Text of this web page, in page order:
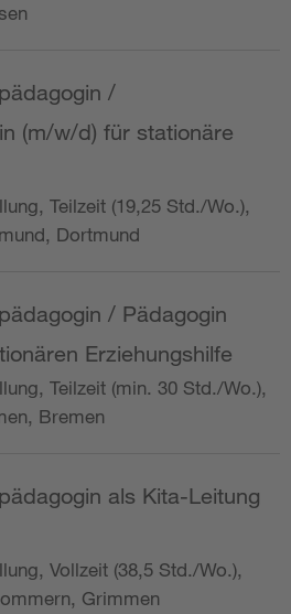
/
(m/w/d) für stationäre
Teilzeit (19,25 Std./Wo.),
Dortmund
/ Pädagogin
Erziehungshilfe
Teilzeit (min. 30 Std./Wo.),
Bremen
als Kita-Leitung
Vollzeit (38,5 Std./Wo.),
Grimmen